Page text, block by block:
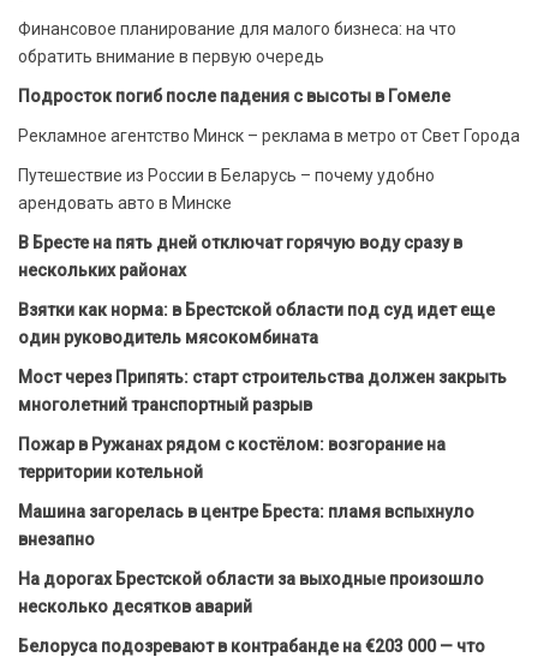
Финансовое планирование для малого бизнеса: на что
обратить внимание в первую очередь
Подросток погиб после падения с высоты в Гомеле
Рекламное агентство Минск – реклама в метро от Свет Города
Путешествие из России в Беларусь – почему удобно
арендовать авто в Минске
В Бресте на пять дней отключат горячую воду сразу в
нескольких районах
Взятки как норма: в Брестской области под суд идет еще
один руководитель мясокомбината
Мост через Припять: старт строительства должен закрыть
многолетний транспортный разрыв
Пожар в Ружанах рядом с костёлом: возгорание на
территории котельной
Машина загорелась в центре Бреста: пламя вспыхнуло
внезапно
На дорогах Брестской области за выходные произошло
несколько десятков аварий
Белоруса подозревают в контрабанде на €203 000 — что